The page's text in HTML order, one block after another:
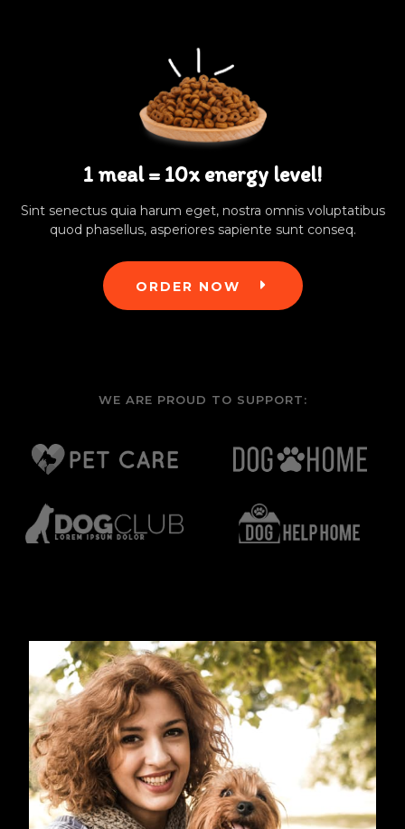
1 meal = 10x energy level!
Sint senectus quia harum eget, nostra omnis voluptatibus
quod phasellus, asperiores sapiente sunt conseq.
ORDER NOW
WE ARE PROUD TO SUPPORT: